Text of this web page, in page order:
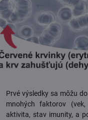
Prvé výsledky sa môžu
mnohých faktorov
aktivita, stav imunity, a